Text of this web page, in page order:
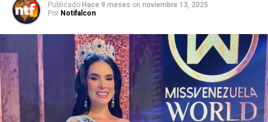
Publicado Hace 9 meses on noviembre 13, 2025
Por Notifalcon